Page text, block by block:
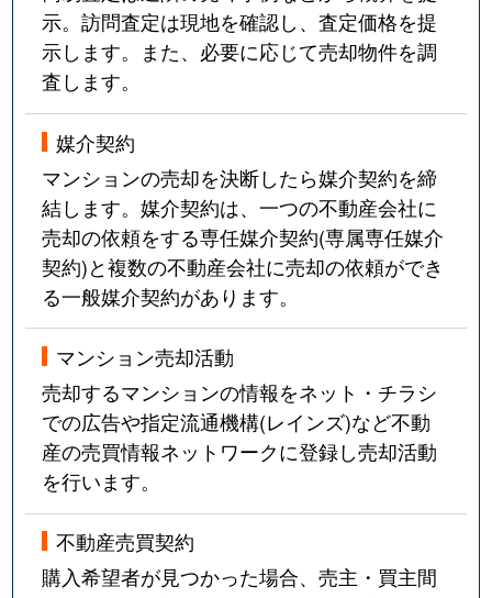
示。訪問査定は現地を確認し、査定価格を提
示します。また、必要に応じて売却物件を調
査します。
媒介契約
マンションの売却を決断したら媒介契約を締
結します。媒介契約は、一つの不動産会社に
売却の依頼をする専任媒介契約(専属専任媒介
契約)と複数の不動産会社に売却の依頼ができ
る一般媒介契約があります。
マンション売却活動
売却するマンションの情報をネット・チラシ
での広告や指定流通機構(レインズ)など不動
産の売買情報ネットワークに登録し売却活動
を行います。
不動産売買契約
購入希望者が見つかった場合、売主・買主間